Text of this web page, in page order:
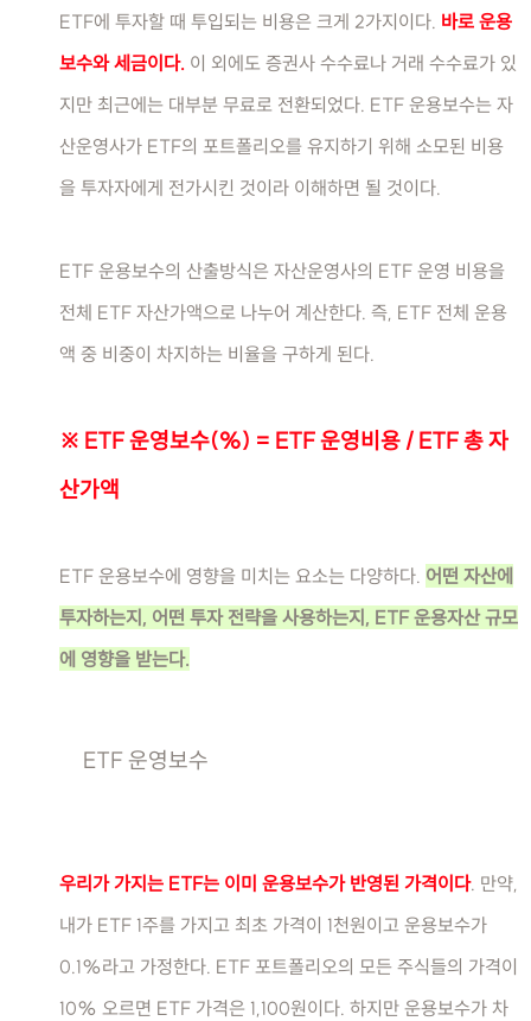
ETF에 투자할 때 투입되는 비용은 크게 2가지이다. 바로 운용
보수와 세금이다. 이 외에도 증권사 수수료나 거래 수수료가 있
지만 최근에는 대부분 무료로 전환되었다. ETF 운용보수는 자
산운영사가 ETF의 포트폴리오를 유지하기 위해 소모된 비용
을 투자자에게 전가시킨 것이라 이해하면 될 것이다.
ETF 운용보수의 산출방식은 자산운영사의 ETF 운영 비용을
전체 ETF 자산가액으로 나누어 계산한다. 즉, ETF 전체 운용
액 중 비중이 차지하는 비율을 구하게 된다.
※ ETF 운영보수(%) = ETF 운영비용 / ETF 총 자
산가액
ETF 운용보수에 영향을 미치는 요소는 다양하다. 어떤 자산에
투자하는지, 어떤 투자 전략을 사용하는지, ETF 운용자산 규모
에 영향을 받는다.
ETF 운영보수
우리가 가지는 ETF는 이미 운용보수가 반영된 가격이다. 만약,
내가 ETF 1주를 가지고 최초 가격이 1천원이고 운용보수가
0.1%라고 가정한다. ETF 포트폴리오의 모든 주식들의 가격이
10% 오르면 ETF 가격은 1,100원이다. 하지만 운용보수가 차